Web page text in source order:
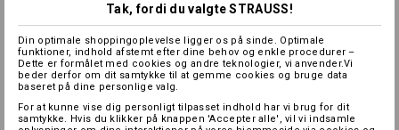
Tak, fordi du valgte STRAUSS!
Din optimale shoppingoplevelse ligger os på sinde. Optimale
funktioner, indhold afstemt efter dine behov og enkle procedurer –
Dette er formålet med cookies og andre teknologier, vi anvender.Vi
beder derfor om dit samtykke til at gemme cookies og bruge data
baseret på dine personlige valg.
For at kunne vise dig personligt tilpasset indhold har vi brug for dit
samtykke. Hvis du klikker på knappen 'Accepter alle', vil vi indsamle